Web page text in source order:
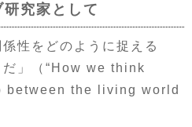
究家として
性をどのように捉える
だ」（“How we think
the living world